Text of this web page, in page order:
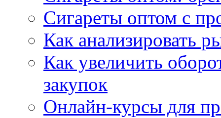
Сигареты оптом с
Как анализировать
Как увеличить
закупок
Онлайн-курсы для